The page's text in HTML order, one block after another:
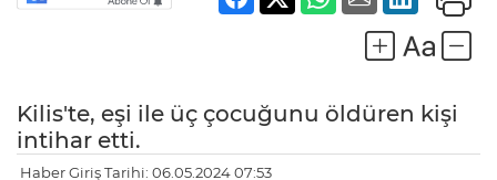
Kilis'te, eşi ile üç çocuğunu öldüren kişi
intihar etti.
Haber Giriş Tarihi: 06.05.2024 07:53